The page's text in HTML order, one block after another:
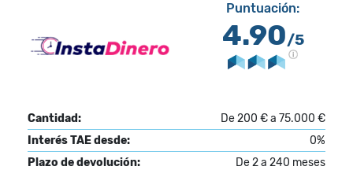
Puntuación:
4.90/5
Cantidad:
De 200 € a 75.000 €
Interés TAE desde:
0%
Plazo de devolución:
De 2 a 240 meses